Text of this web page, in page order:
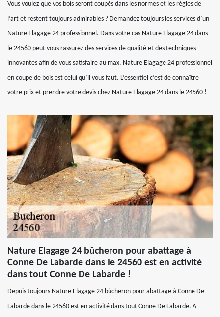
Vous voulez que vos bois seront coupés dans les normes et les règles de
l’art et restent toujours admirables ? Demandez toujours les services d’un
Nature Elagage 24 professionnel. Dans votre cas Nature Elagage 24 dans
le 24560 peut vous rassurez des services de qualité et des techniques
innovantes afin de vous satisfaire au max. Nature Elagage 24 professionnel
en coupe de bois est celui qu’il vous faut. L’essentiel c’est de connaître
votre prix et prendre votre devis chez Nature Elagage 24 dans le 24560 !
Nature Elagage 24 bûcheron pour abattage à
Conne De Labarde dans le 24560 est en activité
dans tout Conne De Labarde !
Depuis toujours Nature Elagage 24 bûcheron pour abattage à Conne De
Labarde dans le 24560 est en activité dans tout Conne De Labarde. A